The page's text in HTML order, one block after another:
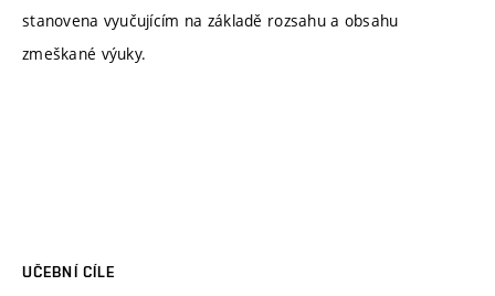
stanovena vyučujícím na základě rozsahu a obsahu
zmeškané výuky.
UČEBNÍ CÍLE